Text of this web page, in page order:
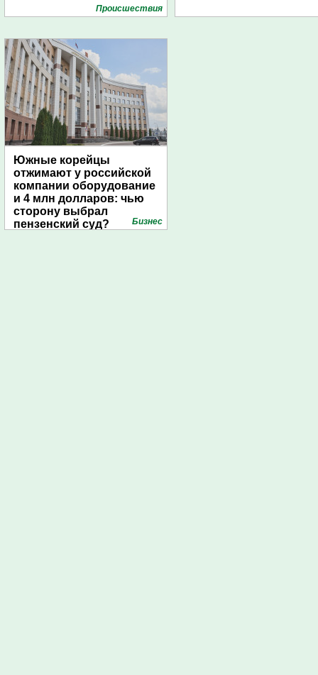
Проиcшествия
Южные корейцы
отжимают у российской
компании оборудование
и 4 млн долларов: чью
сторону выбрал
пензенский суд?
Бизнес